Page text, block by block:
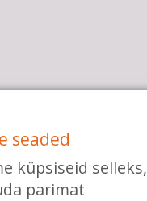
seaded
küpsiseid selleks,
parimat